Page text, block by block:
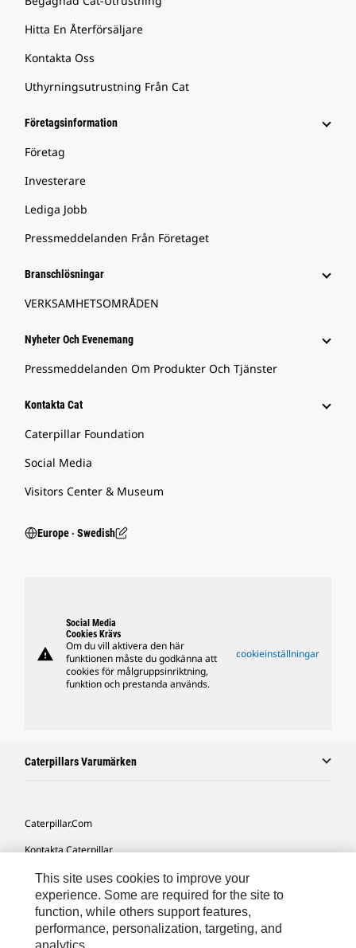
Hitta En Återförsäljare
Kontakta Oss
Uthyrningsutrustning Från Cat
Företagsinformation
Företag
Investerare
Lediga Jobb
Pressmeddelanden Från Företaget
Branschlösningar
VERKSAMHETSOMRÅDEN
Nyheter Och Evenemang
Pressmeddelanden Om Produkter Och Tjänster
Kontakta Cat
Caterpillar Foundation
Social Media
Visitors Center & Museum
Europe ‧ Swedish
warning
Social Media
Cookies Krävs
Om du vill aktivera den här
funktionen måste du godkänna att
cookies för målgruppsinriktning,
funktion och prestanda används.
cookieinställningar
Caterpillars Varumärken
Caterpillar.com
Kontakta Caterpillar
Mina Marknadsföringspreferenser
Platskarta
Cookie Settings
This site uses cookies to improve your
experience. Some are required for the site to
function, while others support features,
performance, personalization, targeting, and
analytics.